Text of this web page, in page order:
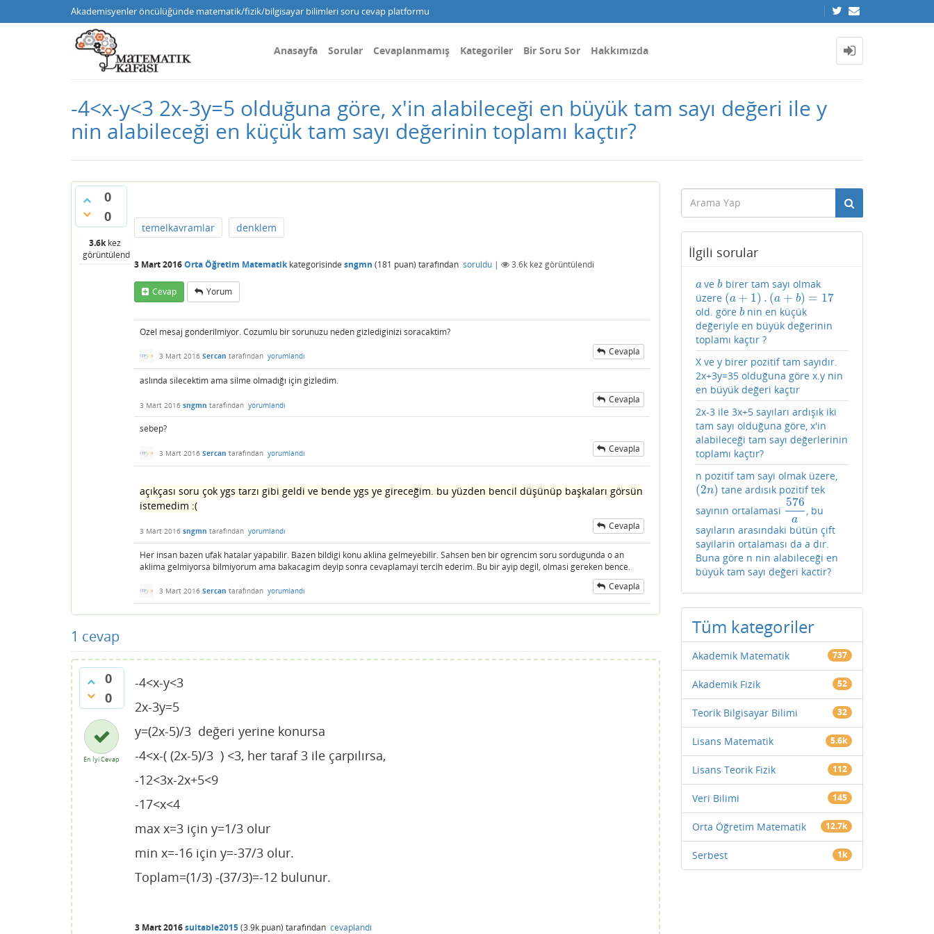
Akademisyenler öncülüğünde matematik/fizik/bilgisayar bilimleri soru cevap platformu
Anasayfa Sorular Cevaplanmamış Kategoriler Bir Soru Sor Hakkımızda
-4<x-y<3 2x-3y=5 olduğuna göre, x'in alabileceği en büyük tam sayı değeri ile y
nin alabileceği en küçük tam sayı değerinin toplamı kaçtır?
0
0
3.6kkez
görüntülendi
temelkavramlar denklem
3 Mart 2016Orta Öğretim Matematikkategorisinde sngmn (181 puan) tarafından soruldu | 3.6k kez görüntülendi
Cevap Yorum
Ozel mesaj gonderilmiyor. Cozumlu bir sorunuzu neden gizlediginizi soracaktim?
3 Mart 2016 Sercan tarafından yorumlandı Cevapla
aslında silecektim ama silme olmadığı için gizledim.
3 Mart 2016 sngmn tarafından yorumlandı Cevapla
sebep?
3 Mart 2016 Sercan tarafından yorumlandı Cevapla
açıkçası soru çok ygs tarzı gibi geldi ve bende ygs ye gireceğim. bu yüzden bencil düşünüp başkaları görsün
istemedim :(
3 Mart 2016 sngmn tarafından yorumlandı Cevapla
Her insan bazen ufak hatalar yapabilir. Bazen bildigi konu aklina gelmeyebilir. Sahsen ben bir ogrencim soru sordugunda o an
aklima gelmiyorsa bilmiyorum ama bakacagim deyip sonra cevaplamayi tercih ederim. Bu bir ayip degil, olmasi gereken bence.
3 Mart 2016 Sercan tarafından yorumlandı Cevapla
1 cevap
0
0
En İyi Cevap
-4<x-y<3
2x-3y=5
y=(2x-5)/3 değeri yerine konursa
-4<x-( (2x-5)/3 ) <3, her taraf 3 ile çarpılırsa,
-12<3x-2x+5<9
-17<x<4
max x=3 için y=1/3 olur
min x=-16 için y=-37/3 olur.
Toplam=(1/3) -(37/3)=-12 bulunur.
3 Mart 2016suitable2015(3.9k puan) tarafından cevaplandı
İlgili sorular
a
aveb
bbirer tam sayı olmak
üzere (a + 1) . (a + b) = 17
(a+ 1). (a+ b )=17
old. göre b
bnin en küçük
değeriyle en büyük değerinin
toplamı kaçtır ?
X ve y birer pozitif tam sayıdır.
2x+3y=35 olduğuna göre x.y nin
en büyük değeri kaçtır
2x-3 ile 3x+5 sayıları ardışık iki
tam sayı olduğuna göre, x'in
alabileceği tam sayı değerlerinin
toplamı kaçtır?
n pozitif tam sayi olmak üzere,
(2n)
(2n)
tane ardısık pozitif tek
sayının ortalamasi
576
a
576a, bu
sayıların arasındaki bütün çift
sayilarin ortalaması da a dır.
Buna göre n nin alabileceği en
büyük tam sayı değeri kactir?
Tüm kategoriler
Akademik Matematik 737
Akademik Fizik 52
Teorik Bilgisayar Bilimi 32
Lisans Matematik 5.6k
Lisans Teorik Fizik 112
Veri Bilimi 145
Orta Öğretim Matematik 12.7k
Serbest 1k